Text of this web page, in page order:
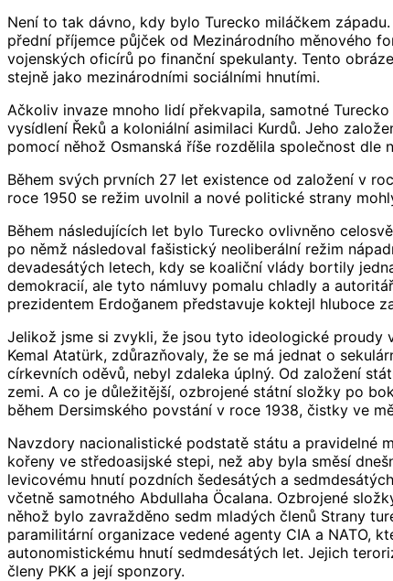
Není to tak dávno, kdy bylo Turecko miláčkem
přední příjemce půjček od Mezinárodního měnového
vojenských oficírů po finanční spekulanty. Tento
stejně jako mezinárodními sociálními hnutími.
Ačkoliv invaze mnoho lidí překvapila, samotné
vysídlení Řeků a koloniální asimilaci Kurdů. Jeho
pomocí něhož Osmanská říše rozdělila společnost dle
Během svých prvních 27 let existence od založení v
roce 1950 se režim uvolnil a nové politické strany
Během následujících let bylo Turecko ovlivněno
po němž následoval fašistický neoliberální režim
devadesátých letech, kdy se koaliční vlády bortily
demokracií, ale tyto námluvy pomalu chladly a
prezidentem Erdoğanem představuje koktejl hluboce
Jelikož jsme si zvykli, že jsou tyto ideologické proudy
Kemal Atatürk, zdůrazňovaly, že se má jednat o
církevních oděvů, nebyl zdaleka úplný. Od založení
zemi. A co je důležitější, ozbrojené státní složky po
během Dersimského povstání v roce 1938, čistky ve
Navzdory nacionalistické podstatě státu a pravidelné
kořeny ve středoasijské stepi, než aby byla směsí
levicovému hnutí pozdních šedesátých a
včetně samotného Abdullaha Öcalana. Ozbrojené
něhož bylo zavražděno sedm mladých členů Strany
paramilitární organizace vedené agenty CIA a NATO,
autonomistickému hnutí sedmdesátých let. Jejich
členy PKK a její sponzory.